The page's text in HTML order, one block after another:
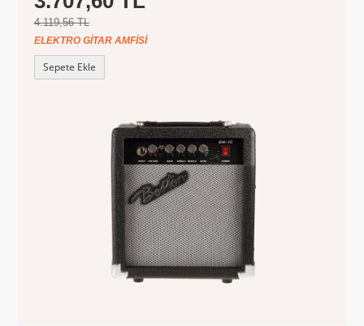
4.119,56 TL
ELEKTRO GITAR AMFISI
Sepete Ekle